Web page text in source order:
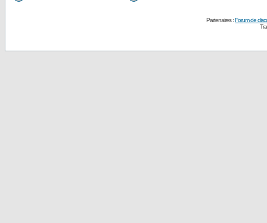
Partenaires :Forum de